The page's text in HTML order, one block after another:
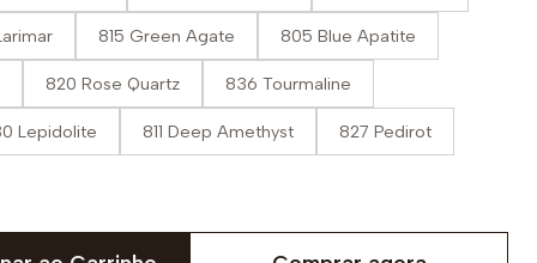
815 Green Agate 805 Blue Apatite
820 Rose Quartz 836 Tourmaline
Lepidolite 811 Deep Amethyst 827 Pedirot